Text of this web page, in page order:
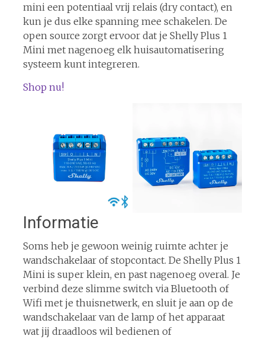
mini een potentiaal vrij relais (dry contact), en
kun je dus elke spanning mee schakelen. De
open source zorgt ervoor dat je Shelly Plus 1
Mini met nagenoeg elk huisautomatisering
systeem kunt integreren.
Shop nu!
Informatie
Soms heb je gewoon weinig ruimte achter je
wandschakelaar of stopcontact. De Shelly Plus 1
Mini is super klein, en past nagenoeg overal. Je
verbind deze slimme switch via Bluetooth of
Wifi met je thuisnetwerk, en sluit je aan op de
wandschakelaar van de lamp of het apparaat
wat jij draadloos wil bedienen of